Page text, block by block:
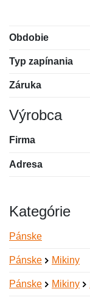
Obdobie
Typ zapínania
Záruka
Výrobca
Firma
Adresa
Kategórie
Pánske
Pánske Mikiny
Pánske Mikiny